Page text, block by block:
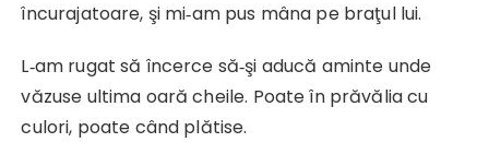
încu­rajatoare, şi mi‑am pus mâna pe braţul lui.
L‑am rugat să încerce să‑şi aducă aminte unde
văzuse ultima oară cheile. Poate în prăvălia cu
culori, poate când plătise.